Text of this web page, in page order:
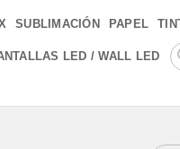
SUBLIMACIÓN PAPEL
LED / WALL LED